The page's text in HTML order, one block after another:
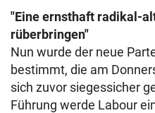
"Eine ernsthaft radikal-
rüberbringen"
Nun wurde der neue
bestimmt, die am
sich zuvor siegessicher
Führung werde Labour